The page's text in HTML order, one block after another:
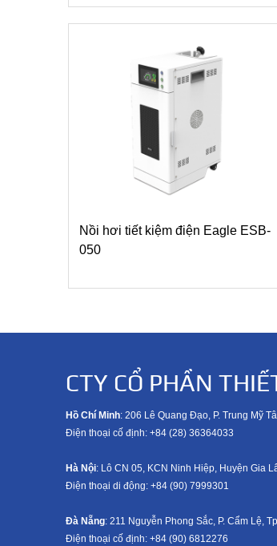
Nồi hơi tiết kiệm điện Eagle ESB-
050
CTY CỔ PHẦN
Hồ Chí Minh: 206 Lê Quang Đạo, P. Trung Mỹ
Điện thoại cố định: +84 (28) 36364033
Hà Nội: Lô CN 05, KCN Ninh Hiệp, Huyện Gia
Điện thoại di động: +84 (90) 7999301
Đà Nẵng: 211 Nguyễn Phong Sắc, P. Cẩm Lệ,
Điện thoại cố định: +84 (90) 6812276